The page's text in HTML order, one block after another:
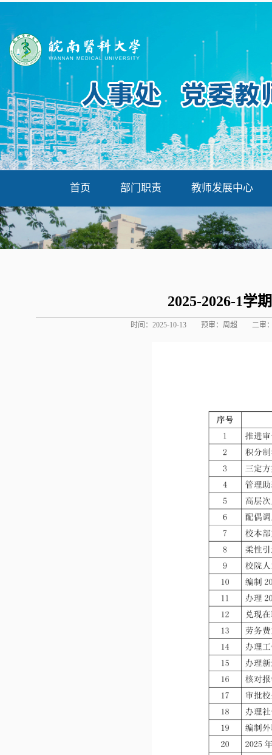
首页 部门职责 教师发展中心
2025-2026-1学
时间：2025-10-13 预审：周超 二审